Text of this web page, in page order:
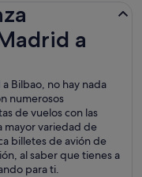
a
Bilbao, no hay nada
numerosos
de vuelos con las
mayor variedad de
billetes de avión de
al saber que tienes a
para ti.